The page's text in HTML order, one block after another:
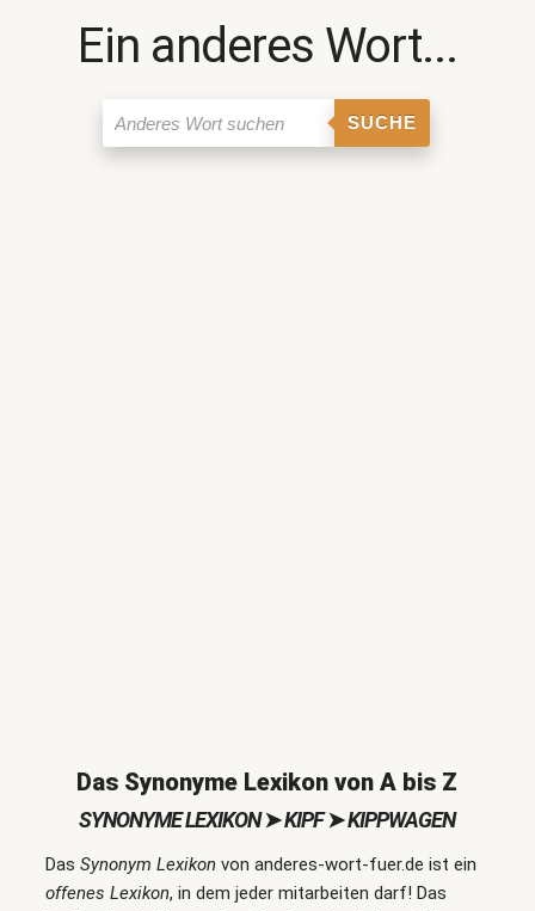
Ein anderes Wort...
SUCHE
Das Synonyme Lexikon von A bis Z
SYNONYME LEXIKON➤KIPF➤KIPPWAGEN
Das Synonym Lexikonvon anderes-wort-fuer.de ist ein
offenes Lexikon, in dem jeder mitarbeiten darf! Das